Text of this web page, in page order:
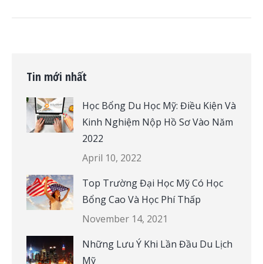
Tin mới nhất
Học Bổng Du Học Mỹ: Điều Kiện Và
Kinh Nghiệm Nộp Hồ Sơ Vào Năm
2022
April 10, 2022
Top Trường Đại Học Mỹ Có Học
Bổng Cao Và Học Phí Thấp
November 14, 2021
Những Lưu Ý Khi Lần Đầu Du Lịch
Mỹ